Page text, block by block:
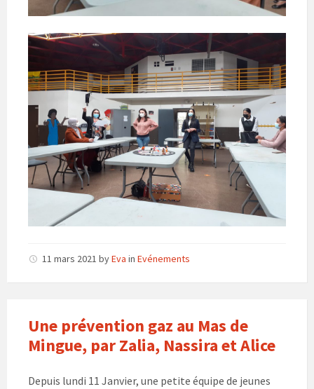
11 mars 2021 byEva in Evénements
Une prévention gaz au Mas de
Mingue, par Zalia, Nassira et Alice
Depuis lundi 11 Janvier, une petite équipe de jeunes